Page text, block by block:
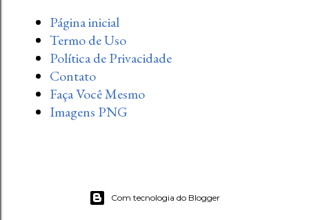
Página inicial
Termo de Uso
Política de Privacidade
Contato
Faça Você Mesmo
Imagens PNG
Com tecnologia do Blogger